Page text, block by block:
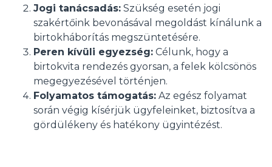
Jogi tanácsadás: Szükség esetén jogi
szakértőink bevonásával megoldást kínálunk a
birtokháborítás megszüntetésére.
Peren kívüli egyezség: Célunk, hogy a
birtokvita rendezés gyorsan, a felek kölcsönös
megegyezésével történjen.
Folyamatos támogatás: Az egész folyamat
során végig kísérjük ügyfeleinket, biztosítva a
gördülékeny és hatékony ügyintézést.